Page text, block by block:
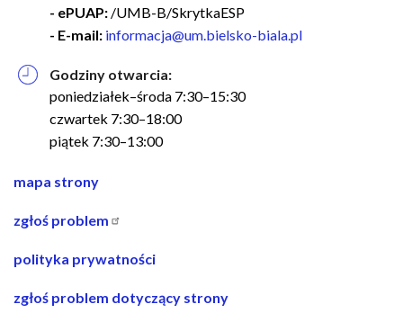
- ePUAP: /UMB-B/SkrytkaESP
- E-mail: informacja@um.bielsko-biala.pl
Godziny otwarcia:
poniedziałek–środa 7:30–15:30
czwartek 7:30–18:00
piątek 7:30–13:00
nawigacja
stopce
mapa strony
zgłoś problem
polityka prywatności
zgłoś problem dotyczący strony